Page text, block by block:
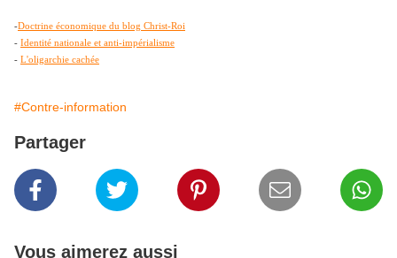
-Doctrine économique du blog Christ-Roi
- Identité nationale et anti-impérialisme
- L'oligarchie cachée
#Contre-information
Partager
Vous aimerez aussi